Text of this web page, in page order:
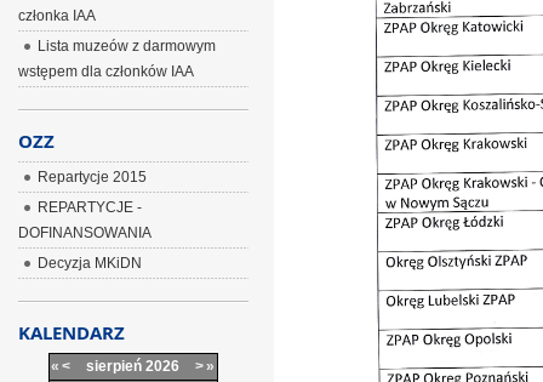
członka IAA
Lista muzeów z darmowym
wstępem dla członków IAA
OZZ
Repartycje 2015
REPARTYCJE -
DOFINANSOWANIA
Decyzja MKiDN
KALENDARZ
« < sierpień 2026 >»